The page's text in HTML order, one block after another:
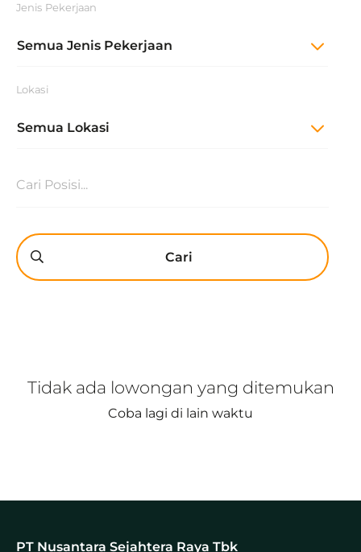
Semua Jenis Pekerjaan
Jenis Pekerjaan
Semua Lokasi
Lokasi
Cari
Tidak ada lowongan yang ditemukan
Coba lagi di lain waktu
PT Nusantara Sejahtera Raya Tbk